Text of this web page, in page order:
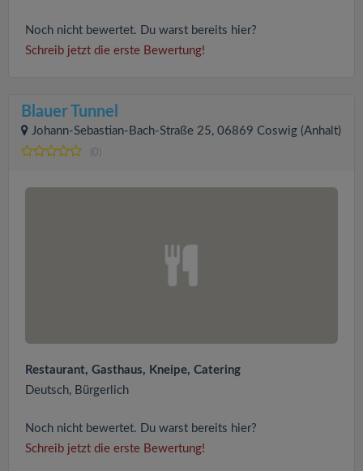
Noch nicht bewertet. Du warst bereits hier?
Schreib jetzt die erste Bewertung!
Blauer Tunnel
Johann-Sebastian-Bach-Straße 25, 06869 Coswig (Anhalt)
(0)
Restaurant, Gasthaus, Kneipe, Catering
Deutsch, Bürgerlich
Noch nicht bewertet. Du warst bereits hier?
Schreib jetzt die erste Bewertung!